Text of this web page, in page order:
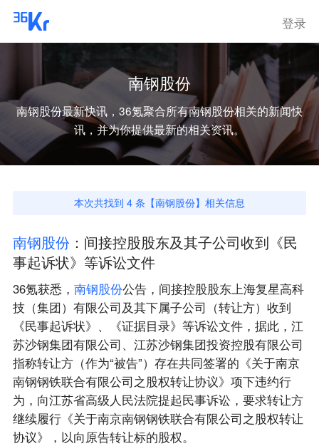
登录
南钢股份
南钢股份最新快讯，36氪聚合所有南钢股份相关的新闻快
讯，并为你提供最新的相关资讯。
本次共找到 4 条【南钢股份】相关信息
南钢股份：间接控股股东及其子公司收到《民
事起诉状》等诉讼文件
36氪获悉， 南钢股份公告，间接控股股东上海复星高科
技（集团）有限公司及其下属子公司（转让方）收到
《民事起诉状》、《证据目录》等诉讼文件，据此，江
苏沙钢集团有限公司、江苏沙钢集团投资控股有限公司
指称转让方（作为“被告”）存在共同签署的《关于南京
南钢钢铁联合有限公司之股权转让协议》项下违约行
为，向江苏省高级人民法院提起民事诉讼，要求转让方
继续履行《关于南京南钢钢铁联合有限公司之股权转让
协议》，以向原告转让标的股权。